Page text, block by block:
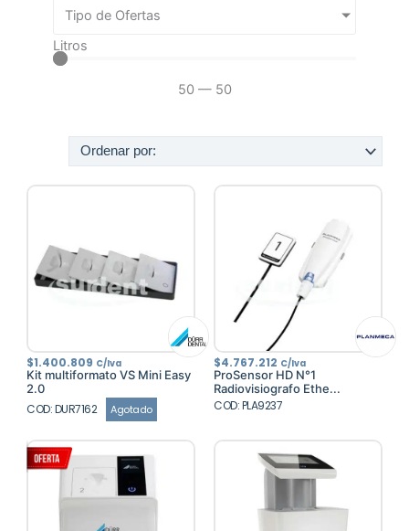
Tipo de Ofertas
Litros
50 — 50
$1.400.809 C/Iva
Kit multiformato VS Mini Easy
2.0
COD: DUR7162 Agotado
$4.767.212 C/Iva
ProSensor HD N°1
Radiovisiografo Ethe...
COD: PLA9237